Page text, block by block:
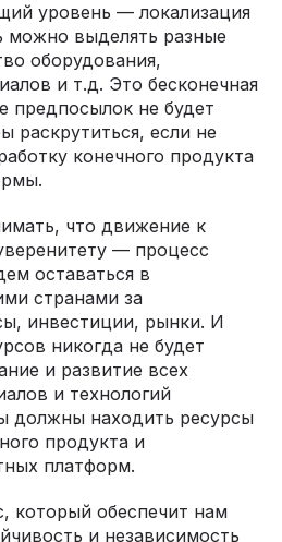
уровень — локализация
можно выделять разные
оборудования,
и т.д. Это бесконечная
предпосылок не будет
раскрутиться, если не
конечного продукта
что движение к
— процесс
оставаться в
странами за
инвестиции, рынки. И
никогда не будет
и развитие всех
и технологий
должны находить ресурсы
продукта и
платформ.
который обеспечит нам
и независимость